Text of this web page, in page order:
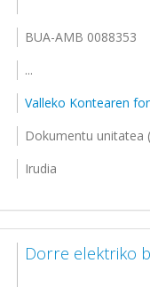
BUA-AMB 0088353
...
Valleko Kontearen
Dokumentu unitatea
Irudia
Dorre elektriko